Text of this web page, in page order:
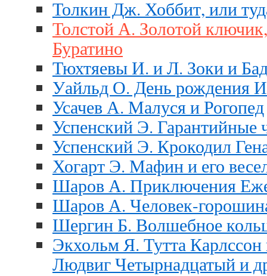
Толкин Дж. Хоббит, или
Толстой А. Золотой
Буратино
Тюхтяевы И. и Л. Зоки и
Уайльд О. День рождения
Усачев А. Малуся и Рогопед
Успенский Э. Гарантийные
Успенский Э. Крокодил
Хогарт Э. Мафин и его
Шаров А. Приключения
Шаров А. Человек-
Шергин Б. Волшебное
Экхольм Я. Тутта Карлссон
Людвиг Четырнадцатый и